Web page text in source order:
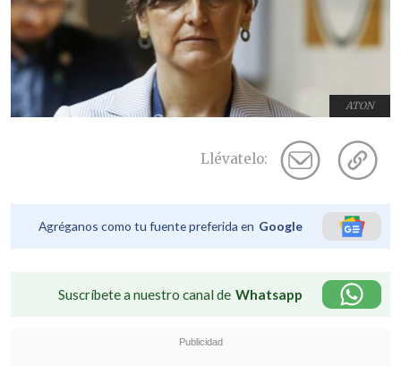
ATON
Llévatelo:
Agréganos como tu fuente preferida en Google
Suscríbete a nuestro canal de Whatsapp